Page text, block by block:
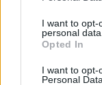
not limited to
grant or deny
use your data for
consent section.
I want to opt-
personal data.
Opted In
I want to opt-
Personal Data.
demanda un
tendencias
solo optimizar